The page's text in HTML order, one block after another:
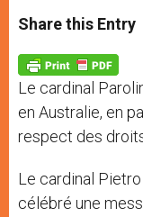
t
s
p
p
s
e
g
e
r
e
b
o
k
Share this Entry
Le cardinal
en Australie, en
respect des
Le cardinal Pietro
célébré une